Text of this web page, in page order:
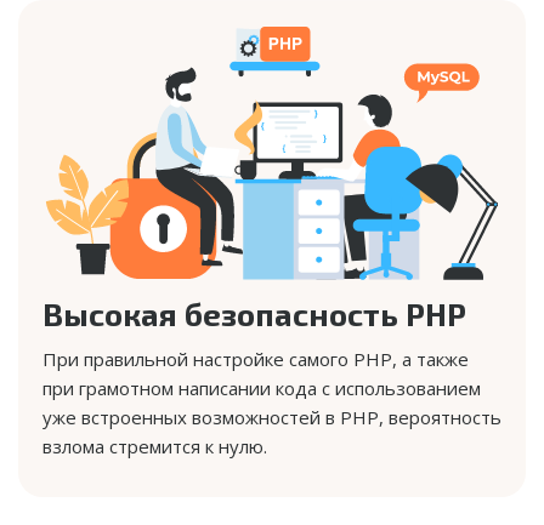
Высокая безопасность PHP
При правильной настройке самого PHP, а также
при грамотном написании кода с использованием
уже встроенных возможностей в PHP, вероятность
взлома стремится к нулю.